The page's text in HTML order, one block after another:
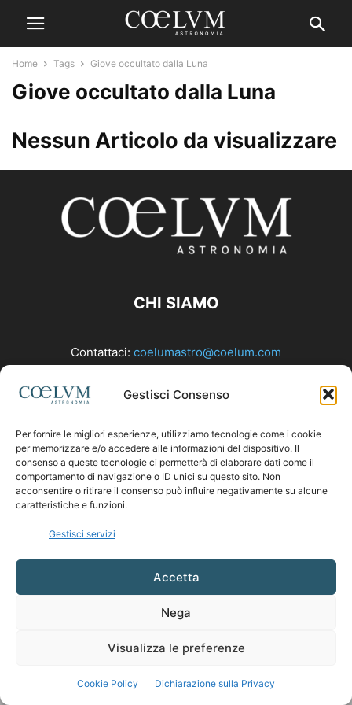
Gestisci Consenso
Per fornire le migliori esperienze, utilizziamo tecnologie come i cookie
per memorizzare e/o accedere alle informazioni del dispositivo. Il
consenso a queste tecnologie ci permetterà di elaborare dati come il
comportamento di navigazione o ID unici su questo sito. Non
acconsentire o ritirare il consenso può influire negativamente su alcune
caratteristiche e funzioni.
Gestisci servizi
Accetta
Nega
Visualizza le preferenze
Cookie Policy Dichiarazione sulla Privacy
Home Tags Giove occultato dalla Luna
Giove occultato dalla Luna
Nessun Articolo da visualizzare
CHI SIAMO
Contattaci: coelumastro@coelum.com
SEGUICI